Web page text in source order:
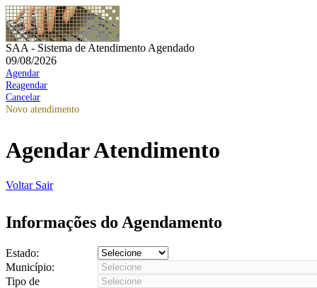
SAA - Sistema de Atendimento Agendado
09/08/2026
Agendar
Reagendar
Cancelar
Novo atendimento
Agendar Atendimento
Voltar Sair
Informações do Agendamento
Estado:
Município:
Tipo de